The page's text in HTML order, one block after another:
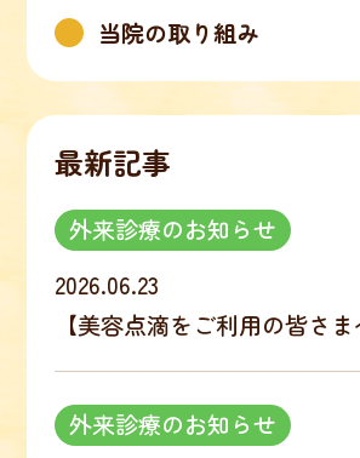
当院の取り組み
最新記事
外来診療のお知らせ
2026.06.23
【美容点滴をご利用の皆さま
外来診療のお知らせ